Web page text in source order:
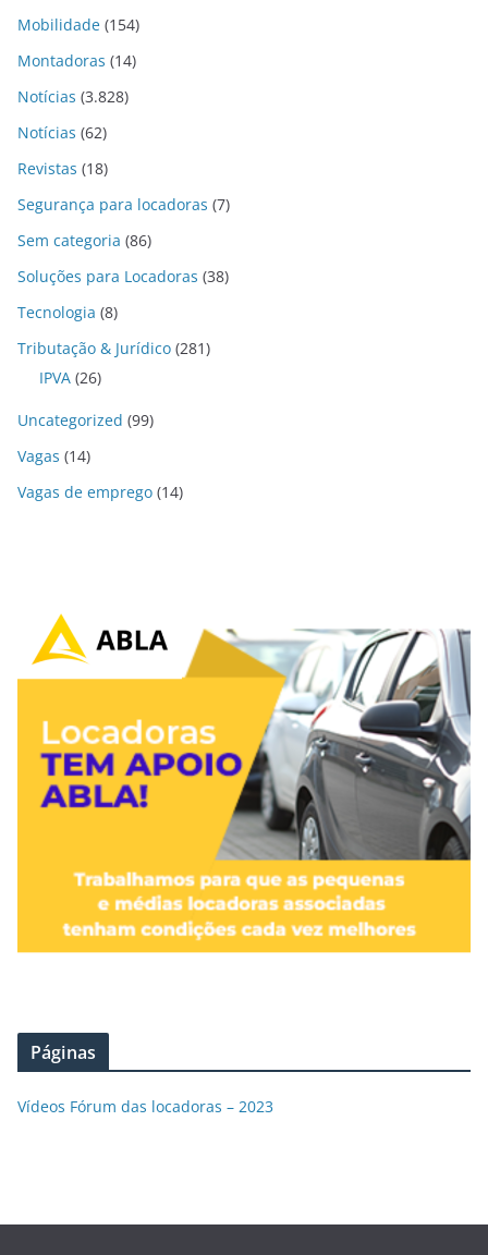
Mobilidade (154)
Montadoras (14)
Notícias (3.828)
Notícias (62)
Revistas (18)
Segurança para locadoras (7)
Sem categoria (86)
Soluções para Locadoras (38)
Tecnologia (8)
Tributação & Jurídico (281)
IPVA (26)
Uncategorized (99)
Vagas (14)
Vagas de emprego (14)
Páginas
Vídeos Fórum das locadoras – 2023